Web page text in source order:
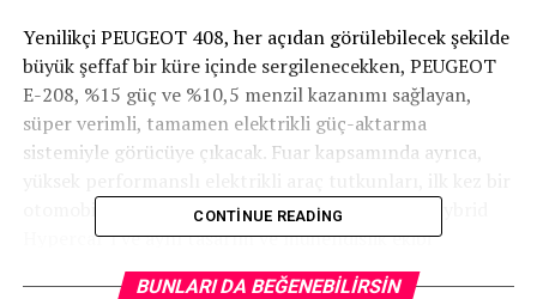
Yenilikçi PEUGEOT 408, her açıdan görülebilecek şekilde
büyük şeffaf bir küre içinde sergilenecekken, PEUGEOT
E-208, %15 güç ve %10,5 menzil kazanımı sağlayan,
süper verimli, tamamen elektrikli güç-aktarma
sistemiyle görücüye çıkacak. Fuar kapsamında ayrıca,
otomobil fuarında sergilenecek PEUGEOT 9X8 Hybrid
Hypercar’ı ve aynı tasarım ve mühendislik ekibi
tarafından geliştirilen, 360 HP hibrit güce sahip yol
CONTINUE READING
BUNLARI DA BEĞENEBILIRSIN